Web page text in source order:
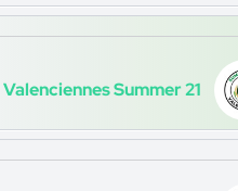
Valenciennes Summer 21